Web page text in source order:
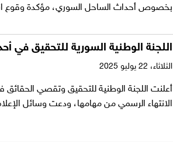
بخصوص أحداث الساحل السوري، مؤكدة وقوع
اللجنة الوطنية السورية للتحقيق في
الثلاثاء،
أعلنت اللجنة الوطنية للتحقيق وتقصي
الانتهاء الرسمي من مهامها، ودعت وسائل